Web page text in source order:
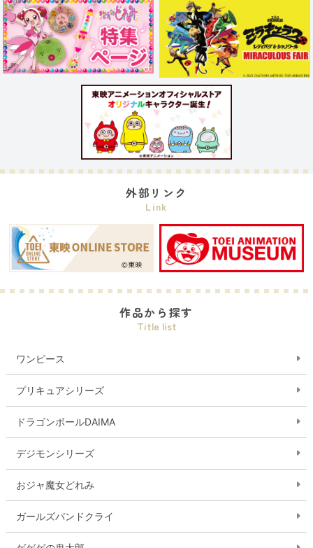
外部リンク
Link
作品から探す
Title list
ワンピース
プリキュアシリーズ
ドラゴンボールDAIMA
デジモンシリーズ
おジャ魔女どれみ
ガールズバンドクライ